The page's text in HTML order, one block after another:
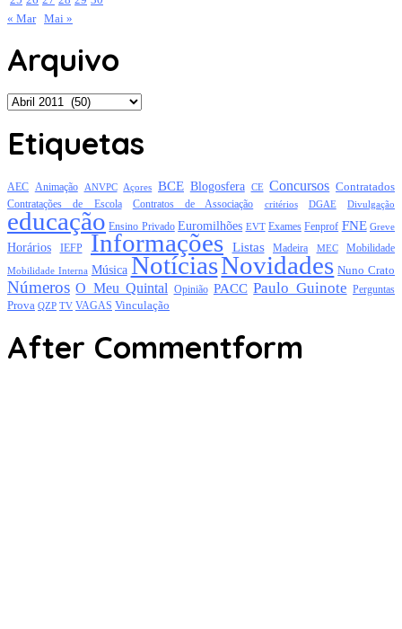
« Mar Mai »
Arquivo
Arquivo
Etiquetas
AEC Animação ANVPC Açores BCE Blogosfera CE Concursos Contratados
Contratações de Escola Contratos de Associação critérios DGAE Divulgação
educação Ensino Privado Euromilhões EVT Exames Fenprof FNE Greve
Horários IEFP Informações Listas Madeira MEC Mobilidade
Mobilidade Interna Música NotíciasNovidades Nuno Crato
Números O Meu Quintal Opinião PACC Paulo Guinote Perguntas
Prova QZP TV VAGAS Vinculação
After Commentform